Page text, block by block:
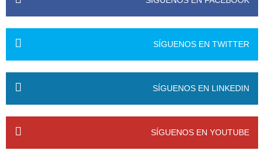
SÍGUENOS EN TWITTER
SÍGUENOS EN LINKEDIN
SÍGUENOS EN YOUTUBE